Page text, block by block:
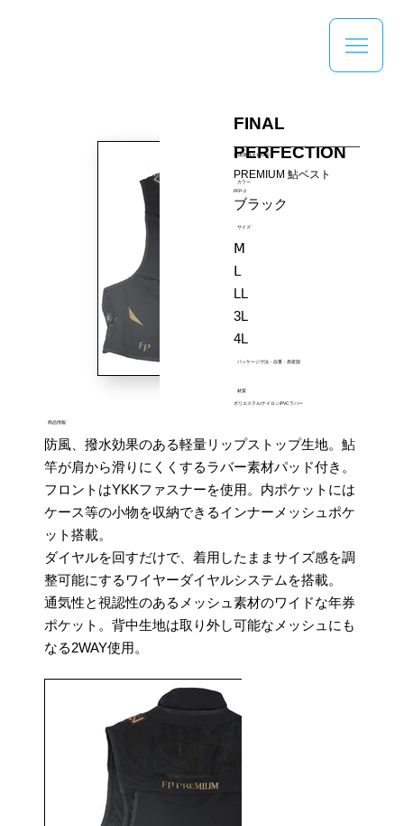
商品情報
防風、撥水効果のある軽量リップストップ生地。鮎
竿が肩から滑りにくくするラバー素材パッド付き。
フロントはYKKファスナーを使用。内ポケットには
ケース等の小物を収納できるインナーメッシュポケ
ット搭載。
ダイヤルを回すだけで、着用したままサイズ感を調
整可能にするワイヤーダイヤルシステムを搭載。
通気性と視認性のあるメッシュ素材のワイドな年券
ポケット。背中生地は取り外し可能なメッシュにも
なる2WAY使用。
FINAL
PERFECTION
PREMIUM 鮎ベスト
PFP-3
本体価格￥14000
カラー
ブラック
サイズ
Ⅿ
Ⅼ
LL
3L
4L
パッケージ寸法・自重・原産国
材質
ポリエステル/ナイロン/PVCラバー